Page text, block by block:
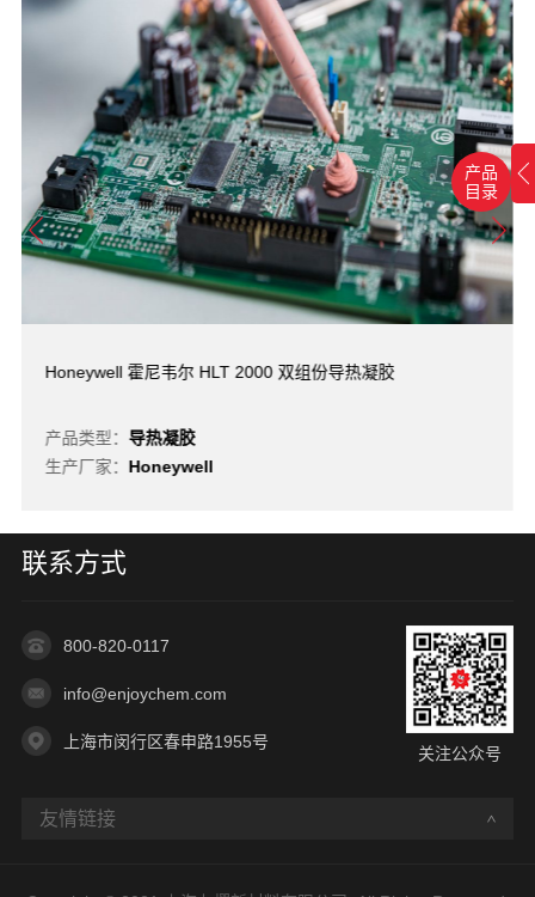
产品
目录
Honeywell 霍尼韦尔 HLT 2000 双组份导热凝胶
产品类型： 导热凝胶
生产厂家： Honeywell
联系方式
800-820-0117
info@enjoychem.com
上海市闵行区春申路1955号
关注公众号
友情链接